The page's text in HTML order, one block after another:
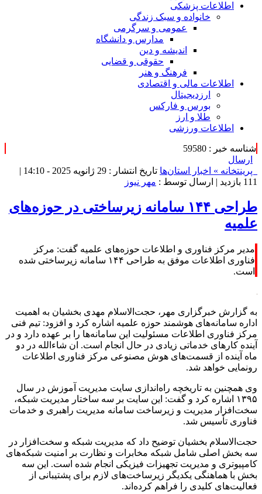
اطلاعات پزشکی
خانواده و سبک زندگی
عمومی و سرگرمی
مدارس و دانشگاه
اندیشه و دین
حقوقی و قضایی
فرهنگ و هنر
اطلاعات مالی و اقتصادی
ارزدیجیتال
بورس و فارکس
طلا و ارز
اطلاعات ورزشی
شناسه خبر : 59580
ارسال
پرینتخانه » اخبار استان‌ها تاریخ انتشار : 29 ژانویه 2025 - 14:10 |
111 بازدید
| ارسال توسط : مهر نیوز
طراحی ۱۴۴ سامانه زیرساختی در حوزه‌های
علمیه
مدیر مرکز فناوری و اطلاعات حوزه‌های علمیه گفت: مرکز
فناوری اطلاعات موفق به طراحی ۱۴۴ سامانه زیرساختی شده
است.
به گزارش خبرگزاری مهر، حجت‌الاسلام مهدی بخشیان به اهمیت
اداره سامانه‌های هوشمند حوزه علمیه اشاره کرد و افزود: تیم فنی
مرکز فناوری اطلاعات مسئولیت این سامانه‌ها را بر عهده دارد و در
آینده کارهای خدماتی زیادی در حال انجام است. ان شاءالله در دو
ماه آینده از قسمت‌های هوش مصنوعی مرکز فناوری اطلاعات
رونمایی خواهد شد.
وی همچنین به تاریخچه راه‌اندازی سایت مدیریت آموزش در سال
۱۳۹۵ اشاره کرد و گفت: این سایت بر سه ساختار مدیریت شبکه،
سخت‌افزار مدیریت و زیرساخت سامانه مدیریت راهبری و خدمات
فناوری تأسیس شد.
حجت‌الاسلام بخشیان توضیح داد که مدیریت شبکه و سخت‌افزار در
سه بخش اصلی شامل شبکه مخابرات و نظارت بر امنیت شبکه‌های
کامپیوتری و مدیریت تجهیزات فیزیکی انجام شده است. این سه
بخش با هماهنگی یکدیگر زیرساخت‌های لازم برای پشتیبانی از
فعالیت‌های کلیدی را فراهم کرده‌اند.